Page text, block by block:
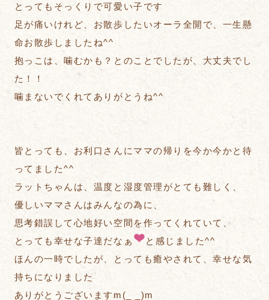
とってもそっくりで可愛い子です
足が痛いけれど、お散歩したいオーラ全開で、一生懸
命お散歩しましたね^^
抱っこは、噛むかも？とのことでしたが、大丈夫でし
た！！
噛まないでくれてありがとうね^^
皆とっても、お利口さんにママの帰りを今か今かと待
ってました^^
ラットちゃんは、温度と湿度管理がとても難しく、
優しいママさんはみんなの為に、
思考錯誤して心地好い空間を作ってくれていて、
とっても幸せな子達だなぁ
と感じました^^
ほんの一時でしたが、とっても癒やされて、幸せな気
持ちになりました
ありがとうございますm(_ _)m